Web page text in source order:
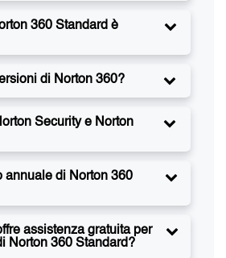
360 Standard è
di Norton 360?
Security e Norton
annuale di Norton 360
assistenza gratuita per
Norton 360 Standard?